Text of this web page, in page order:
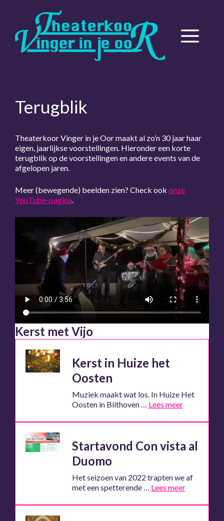
inhoud
Menu
Terugblik
Theaterkoor Vinger in je Oor maakt al zo’n 30 jaar haar
eigen, jaarlijkse voorstellingen. Hieronder een korte
terugblik op de voorstellingen en andere events van de
afgelopen jaren.
Meer (bewegende) beelden zien? Check ook onze
YouTube-pagina.
Kerst met Vijo
Kerst in Huize het
Oosten
Muziek maakt wat los. In Huize Het
Oosten in Bilthoven … Lees meer
Startavond Con vista al
Duomo
Het seizoen van 2022 trapten we af
met een spetterende … Lees meer